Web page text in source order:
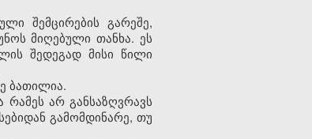
შემცირების გარეშე,
მიღებული თანხა. ეს
შედეგად მისი წილი
ბათილია.
არ განსაზღვრავს
გამომდინარე, თუ